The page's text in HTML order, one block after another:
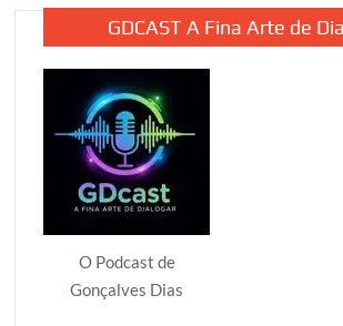
GDCAST A Fina Arte de
O Podcast de
Gonçalves Dias